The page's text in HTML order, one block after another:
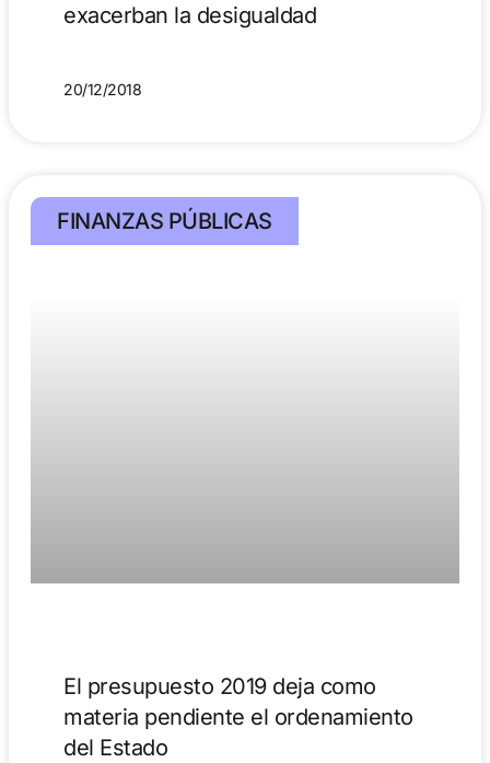
exacerban la desigualdad
20/12/2018
FINANZAS PÚBLICAS
El presupuesto 2019 deja como
materia pendiente el ordenamiento
del Estado